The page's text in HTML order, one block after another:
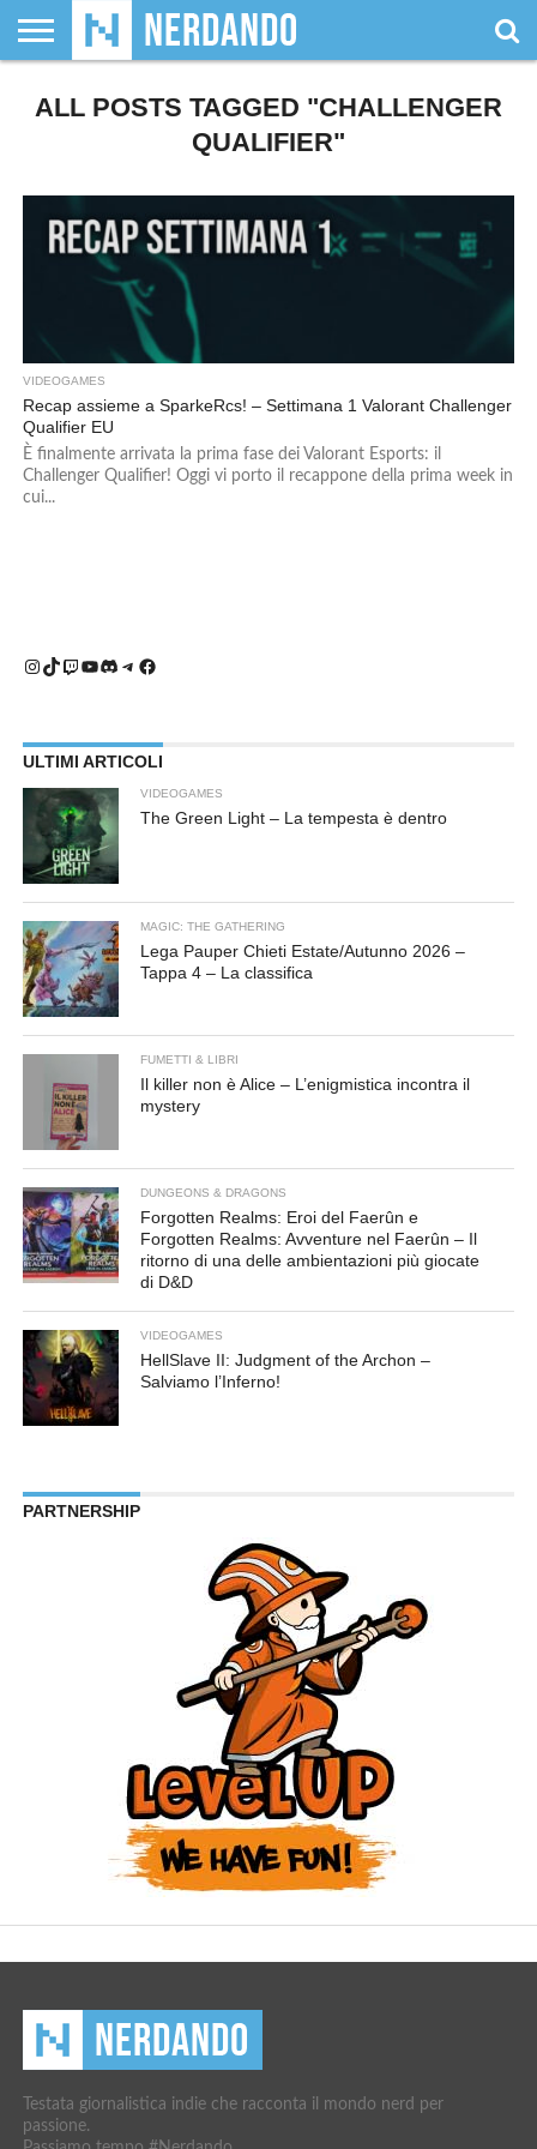
SIAMO
GIOCHI
DA
GIOCHI
DI
VIDEOGAMES
FILM
&
FUMETTI
& LIBRI
MAGIC:
THE
DUNGEONS
&
WRESTLING
NERDANDO
AWARDS
I
BOLLINI
ALL POSTS TAGGED "CHALLENGER
QUALIFIER"
VIDEOGAMES
Recap assieme a SparkeRcs! – Settimana 1 Valorant Challenger
Qualifier EU
È finalmente arrivata la prima fase dei Valorant Esports: il
Challenger Qualifier! Oggi vi porto il recappone della prima week in
cui...
Instagram
TikTok
Twitch
YouTube
Discord
Telegram
Facebook
ULTIMI ARTICOLI
VIDEOGAMES
The Green Light – La tempesta è dentro
MAGIC: THE GATHERING
Lega Pauper Chieti Estate/Autunno 2026 –
Tappa 4 – La classifica
FUMETTI & LIBRI
Il killer non è Alice – L’enigmistica incontra il
mystery
DUNGEONS & DRAGONS
Forgotten Realms: Eroi del Faerûn e
Forgotten Realms: Avventure nel Faerûn – Il
ritorno di una delle ambientazioni più giocate
di D&D
VIDEOGAMES
HellSlave II: Judgment of the Archon –
Salviamo l’Inferno!
PARTNERSHIP
Testata giornalistica indie che racconta il mondo nerd per
passione.